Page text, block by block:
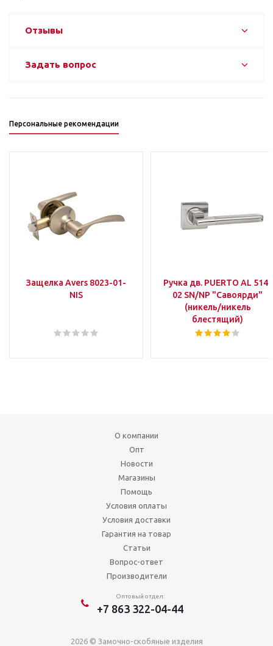
Отзывы
Задать вопрос
Персональные рекомендации
Защелка Avers 8023-01-
NIS
Ручка дв. PUERTO AL 514-
02 SN/NP "Савоярди"
(никель/никель
блестящий)
О компании
Опт
Новости
Магазины
Помощь
Условия оплаты
Условия доставки
Гарантия на товар
Статьи
Вопрос-ответ
Производители
Оптовый отдел:
+7 863 322-04-44
2026 © Замочно-скобяные изделия